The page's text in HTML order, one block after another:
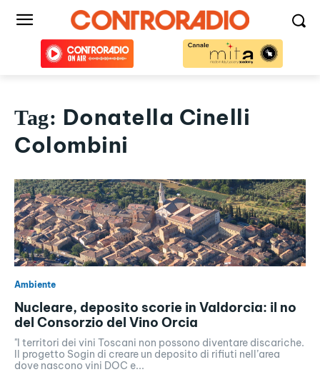
Tag: Donatella Cinelli
Colombini
Ambiente
Nucleare, deposito scorie in Valdorcia: il no
del Consorzio del Vino Orcia
"I territori dei vini Toscani non possono diventare discariche.
Il progetto Sogin di creare un deposito di rifiuti nell’area
dove nascono vini DOC e...